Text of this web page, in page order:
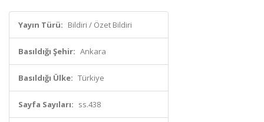
Yayın Türü: Bildiri / Özet Bildiri
Basıldığı Şehir: Ankara
Basıldığı Ülke: Türkiye
Sayfa Sayıları: ss.438